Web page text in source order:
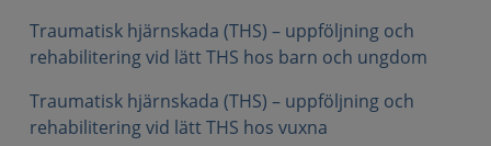
Traumatisk hjärnskada (THS) – uppföljning och
rehabilitering vid lätt THS hos barn och ungdom
Traumatisk hjärnskada (THS) – uppföljning och
rehabilitering vid lätt THS hos vuxna